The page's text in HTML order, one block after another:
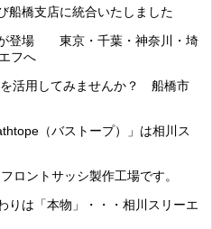
船橋支店に統合いたしました
が登場 東京・千葉・神奈川・埼
フへ
活用してみませんか？ 船橋市
（バストープ）」は相川ス
ロントサッシ製作工場です。
りは「本物」・・・相川スリーエ